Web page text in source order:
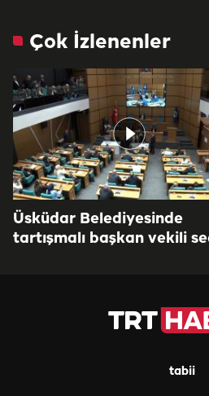
Çok İzlenenler
Üsküdar Belediyesinde
tartışmalı başkan vekili
tabii